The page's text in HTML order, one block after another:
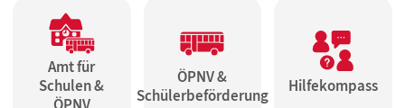
Amt für
Schulen &
ÖPNV &
Schülerbeförderung
Hilfekompass